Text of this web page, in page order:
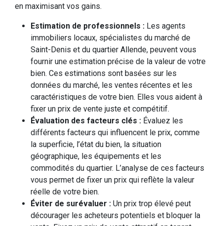
en maximisant vos gains.
Estimation de professionnels : Les agents
immobiliers locaux, spécialistes du marché de
Saint-Denis et du quartier Allende, peuvent vous
fournir une estimation précise de la valeur de votre
bien. Ces estimations sont basées sur les
données du marché, les ventes récentes et les
caractéristiques de votre bien. Elles vous aident à
fixer un prix de vente juste et compétitif.
Évaluation des facteurs clés : Évaluez les
différents facteurs qui influencent le prix, comme
la superficie, l’état du bien, la situation
géographique, les équipements et les
commodités du quartier. L’analyse de ces facteurs
vous permet de fixer un prix qui reflète la valeur
réelle de votre bien.
Éviter de surévaluer : Un prix trop élevé peut
décourager les acheteurs potentiels et bloquer la